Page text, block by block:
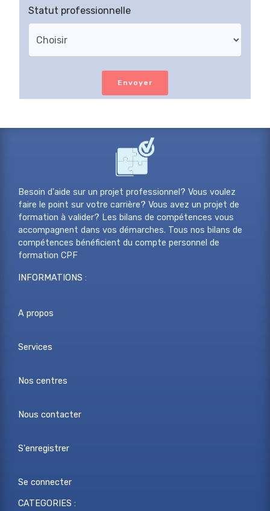
Statut professionnelle
Envoyer
Besoin d'aide sur un projet professionnel? Vous voulez
faire le point sur votre carrière? Vous avez un projet de
formation à valider? Les bilans de compétences vous
accompagnent dans vos démarches. Tous nos bilans de
compétences bénéficient du compte personnel de
formation CPF
INFORMATIONS :
A propos
Services
Nos centres
Nous contacter
S'enregistrer
Se connecter
CATEGORIES :